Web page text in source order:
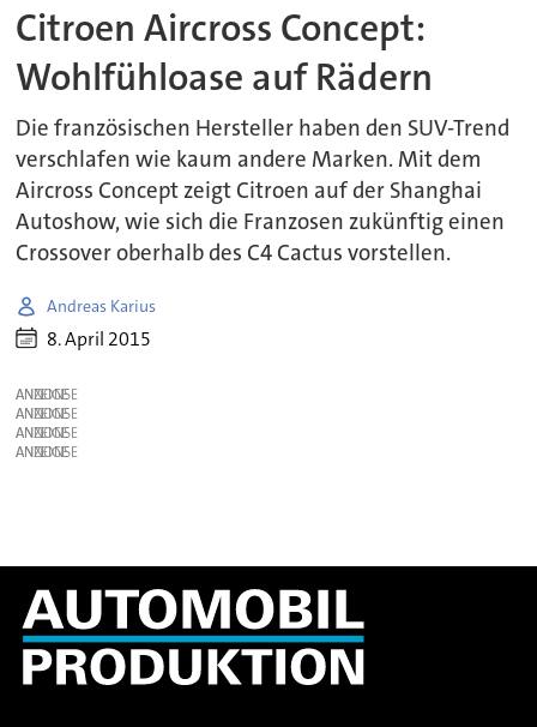
Citroen Aircross Concept:
Wohlfühloase auf Rädern
Die französischen Hersteller haben den SUV-Trend
verschlafen wie kaum andere Marken. Mit dem
Aircross Concept zeigt Citroen auf der Shanghai
Autoshow, wie sich die Franzosen zukünftig einen
Crossover oberhalb des C4 Cactus vorstellen.
Andreas Karius
8. April 2015
ANZEIGE
ANZEIGE
ANZEIGE
ANZEIGE